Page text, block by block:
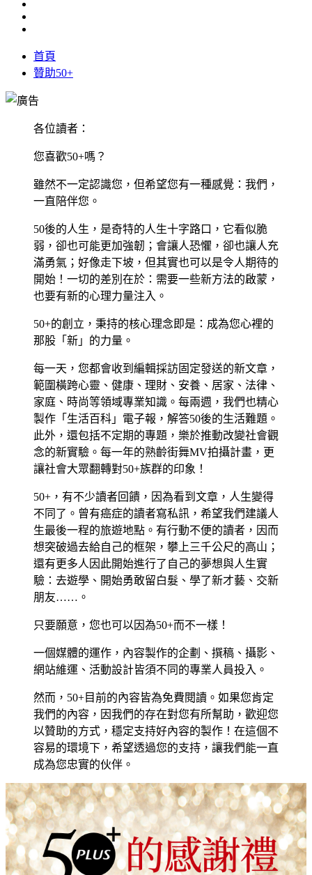
首頁
贊助50+
各位讀者：
您喜歡50+嗎？
雖然不一定認識您，但希望您有一種感覺：我們，
一直陪伴您。
50後的人生，是奇特的人生十字路口，它看似脆
弱，卻也可能更加強韌；會讓人恐懼，卻也讓人充
滿勇氣；好像走下坡，但其實也可以是令人期待的
開始！一切的差別在於：需要一些新方法的啟蒙，
也要有新的心理力量注入。
50+的創立，秉持的核心理念即是：成為您心裡的
那股「新」的力量。
每一天，您都會收到編輯採訪固定發送的新文章，
範圍橫跨心靈、健康、理財、安養、居家、法律、
家庭、時尚等領域專業知識。每兩週，我們也精心
製作「生活百科」電子報，解答50後的生活難題。
此外，還包括不定期的專題，樂於推動改變社會觀
念的新實驗。每一年的熟齡街舞MV拍攝計畫，更
讓社會大眾翻轉對50+族群的印象！
50+，有不少讀者回饋，因為看到文章，人生變得
不同了。曾有癌症的讀者寫私訊，希望我們建議人
生最後一程的旅遊地點。有行動不便的讀者，因而
想突破過去給自己的框架，攀上三千公尺的高山；
還有更多人因此開始進行了自己的夢想與人生實
驗：去遊學、開始勇敢留白髮、學了新才藝、交新
朋友……。
只要願意，您也可以因為50+而不一樣！
一個媒體的運作，內容製作的企劃、撰稿、攝影、
網站維運、活動設計皆須不同的專業人員投入。
然而，50+目前的內容皆為免費閱讀。如果您肯定
我們的內容，因我們的存在對您有所幫助，歡迎您
以贊助的方式，穩定支持好內容的製作！在這個不
容易的環境下，希望透過您的支持，讓我們能一直
成為您忠實的伙伴。